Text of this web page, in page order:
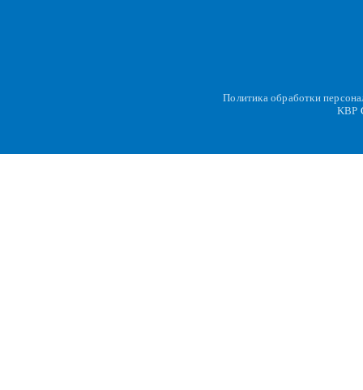
Политика обработки
KBP